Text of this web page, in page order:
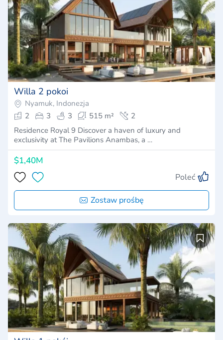
Willa 2 pokoi
Nyamuk, Indonezja
2
3 3 515 m²
2
Residence Royal 9 Discover a haven of luxury and
exclusivity at The Pavilions Anambas, a …
$1,40M
Poleć
Zostaw prośbę